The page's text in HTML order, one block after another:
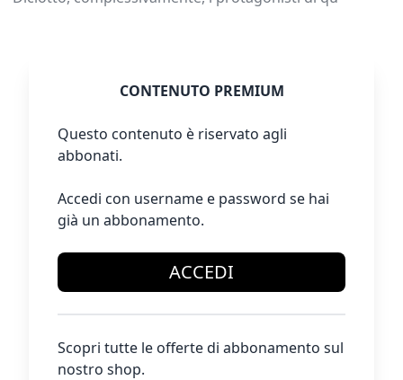
CONTENUTO PREMIUM
Questo contenuto è riservato agli
abbonati.
Accedi con username e password se hai
già un abbonamento.
ACCEDI
Scopri tutte le offerte di abbonamento sul
nostro shop.